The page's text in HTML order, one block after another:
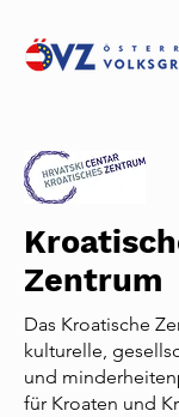
Zentrum
Das Kroatische
kulturelle,
und
für Kroaten und